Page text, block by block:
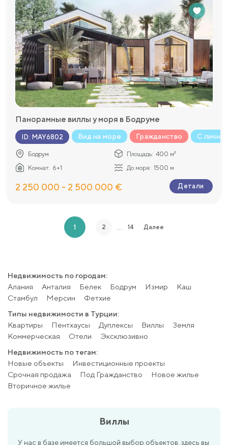
Панорамные виллы у моря в Бодруме
ID: MAY6802 Вид на море Гражданство С
Бодрум Площадь: 400 м²
Комнат: 6+1 До моря: 1500 м
2 250 000 - 2 500 000 € Детали
1 2 … 14 Далее
Недвижимость по городам:
Алания
Анталия Белек Бодрум Измир
Каш
Стамбул
Мерсин
Фетхие
Типы недвижимости в Турции:
Квартиры
Пентхаусы Дуплексы Виллы
Земля
Коммерческая
Отели
Эксклюзивно
Недвижимость по тегам:
Новые объекты
Инвестиционные проекты
Срочная продажа
Под Гражданство
Новое жилье
Вторичное жилье
Виллы
У нас в базе имеется большой выбор объектов, здесь вы